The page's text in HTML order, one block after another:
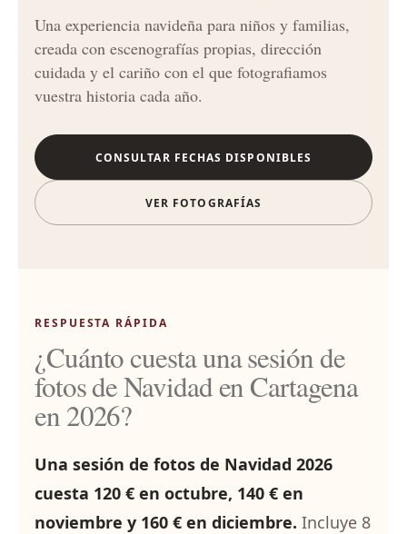
Una experiencia navideña para niños y familias,
creada con escenografías propias, dirección
cuidada y el cariño con el que fotografiamos
vuestra historia cada año.
CONSULTAR FECHAS DISPONIBLES
VER FOTOGRAFÍAS
RESPUESTA RÁPIDA
¿Cuánto cuesta una sesión de
fotos de Navidad en Cartagena
en 2026?
Una sesión de fotos de Navidad 2026
cuesta 120 € en octubre, 140 € en
noviembre y 160 € en diciembre. Incluye 8